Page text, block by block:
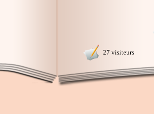
27 visiteurs